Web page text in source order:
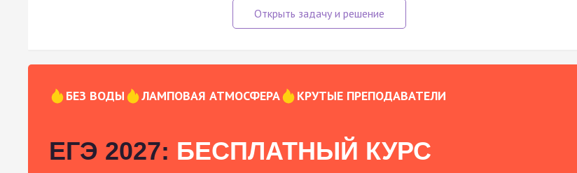
БЕЗ ВОДЫ ЛАМПОВАЯ АТМОСФЕРА КРУТЫЕ ПРЕПОДАВАТЕЛИ
ЕГЭ 2027: БЕСПЛАТНЫЙ КУРС